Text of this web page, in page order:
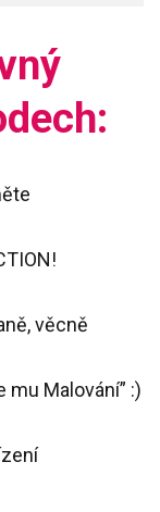
věcně
Malování” :)